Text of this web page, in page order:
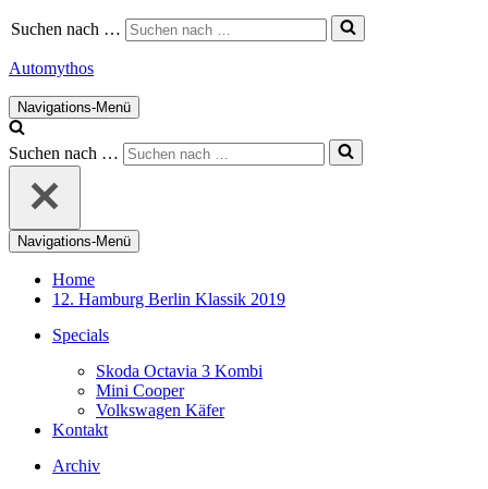
Suchen nach …
Automythos
Navigations-Menü
Suchen nach …
Navigations-Menü
Home
12. Hamburg Berlin Klassik 2019
Specials
Skoda Octavia 3 Kombi
Mini Cooper
Volkswagen Käfer
Kontakt
Archiv